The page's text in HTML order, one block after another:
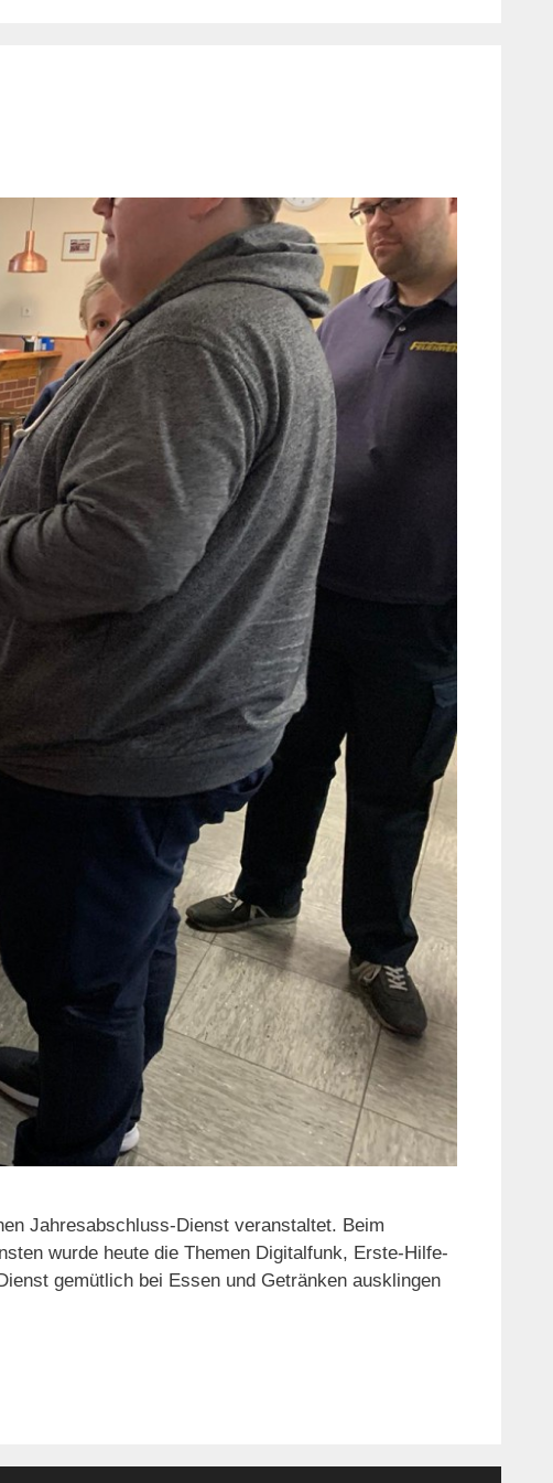
Jahresabschluss-Dienst veranstaltet. Beim
wurde heute die Themen Digitalfunk, Erste-Hilfe-
gemütlich bei Essen und Getränken ausklingen